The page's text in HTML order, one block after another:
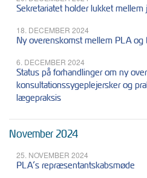
Sekretariatet holder lukket mellem
18. DECEMBER 2024
Ny overenskomst mellem PLA
6. DECEMBER 2024
Status på forhandlinger om ny
konsultationssygeplejersker og
lægepraksis
November 2024
25. NOVEMBER 2024
PLA’s repræsentantskabsmøde